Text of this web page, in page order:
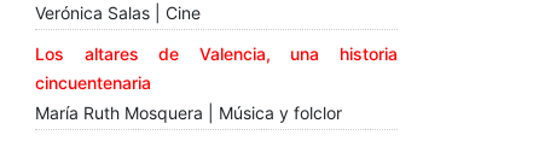
Verónica Salas | Cine
Los altares de Valencia, una historia
cincuentenaria
María Ruth Mosquera | Música y folclor